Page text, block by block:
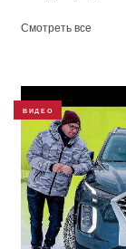
Смотреть все
ВИДЕО